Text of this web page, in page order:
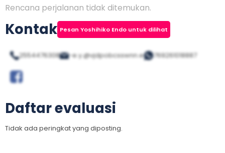
Rencana perjalanan tidak ditemukan.
Kontak Pesan Yoshihiko Endo untuk dilihat
2554476308 -e.y.@vjdpobcsswnn.e 769261018887
Daftar evaluasi
Tidak ada peringkat yang diposting.